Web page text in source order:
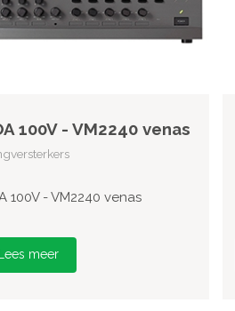
100V - VM2240 venas
100V - VM2240 venas
Lees meer